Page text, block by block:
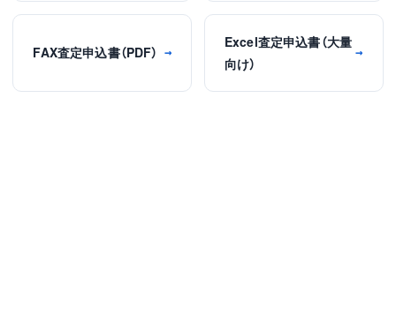
ョ
FAX査定申込書（PDF） →
Excel査定申込書（大量
向け）
→